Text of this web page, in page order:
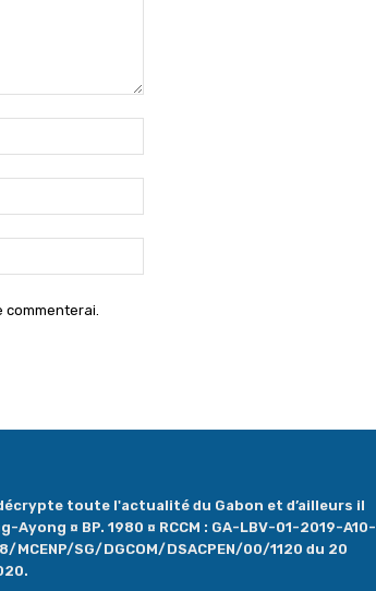
:*
:*
:
commenterai.
toute l'actualité du Gabon et d’ailleurs il
¤ BP. 1980 ¤ RCCM : GA-LBV-01-2019-A10-
SG/DGCOM/DSACPEN/00/1120 du 20